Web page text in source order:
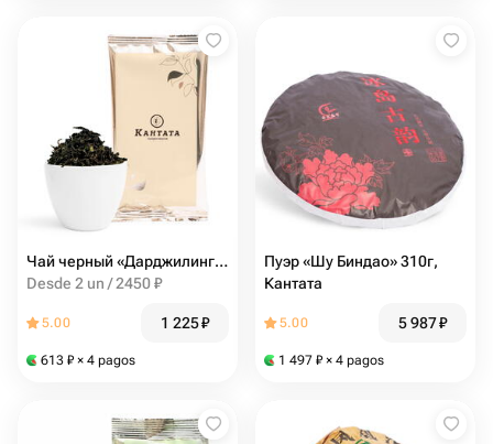
Чай черный «Дарджилинг 1 сбор FTGFOP1» 25г, Кантата
Desde 2 un / 2450 ₽
5.00 1 225₽
613 ₽ × 4 pagos
Пуэр «Шу Биндао» 310г,
Кантата
5.00 5 987₽
1 497 ₽ × 4 pagos